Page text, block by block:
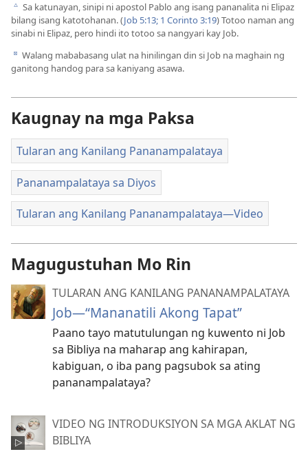
c Sa katunayan, sinipi ni apostol Pablo ang isang pananalita ni Elipaz
bilang isang katotohanan. (Job 5:13; 1 Corinto 3:19) Totoo naman ang
sinabi ni Elipaz, pero hindi ito totoo sa nangyari kay Job.
d Walang mababasang ulat na hinilingan din si Job na maghain ng
ganitong handog para sa kaniyang asawa.
Kaugnay na mga Paksa
Tularan ang Kanilang Pananampalataya
Pananampalataya sa Diyos
Tularan ang Kanilang Pananampalataya—Video
Magugustuhan Mo Rin
TULARAN ANG KANILANG PANANAMPALATAYA
Job—“Mananatili Akong Tapat”
Paano tayo matutulungan ng kuwento ni Job
sa Bibliya na maharap ang kahirapan,
kabiguan, o iba pang pagsubok sa ating
pananampalataya?
VIDEO NG INTRODUKSIYON SA MGA AKLAT NG
BIBLIYA